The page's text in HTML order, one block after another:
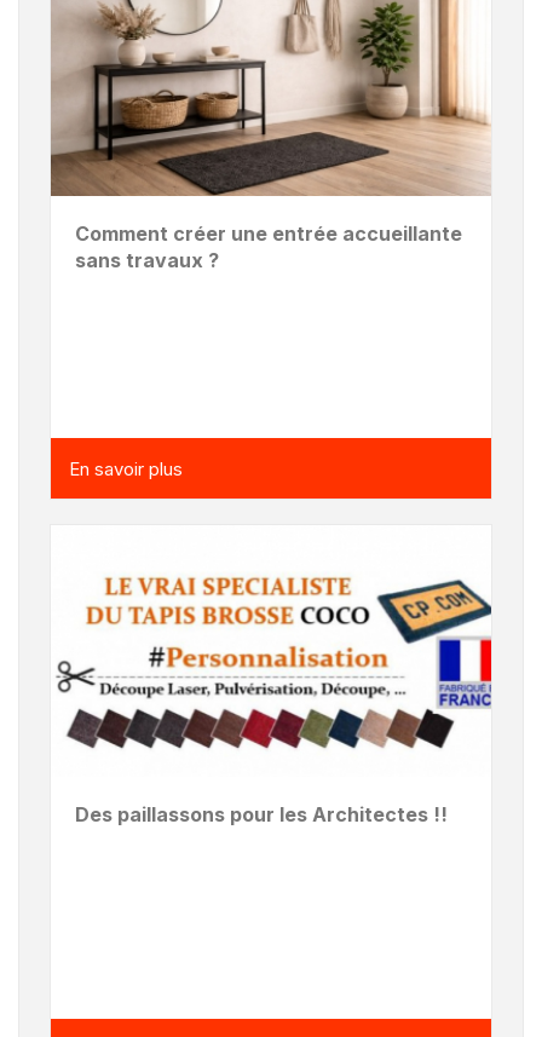
Comment créer une entrée accueillante
sans travaux ?
En savoir plus
Des paillassons pour les Architectes !!